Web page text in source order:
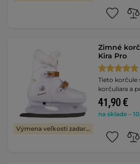
Výmena veľkosti zadarmo
Zimné
Kira Pro
Tieto korčule
korčuliara a
41,90 €
na sklade –